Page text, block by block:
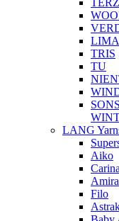
LIMA
TRIS
TU
LANG
Aiko
Carina
Amira
Filo